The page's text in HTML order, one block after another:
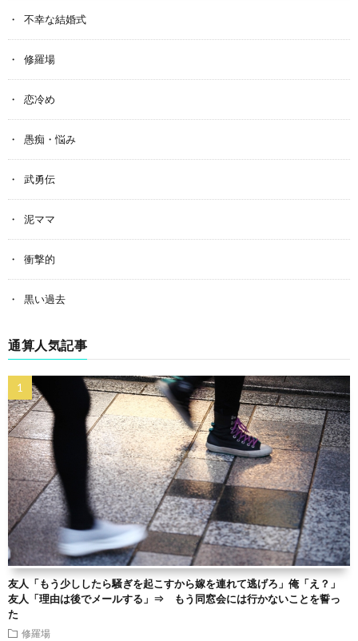
不幸な結婚式
修羅場
恋冷め
愚痴・悩み
武勇伝
泥ママ
衝撃的
黒い過去
通算人気記事
友人「もう少ししたら騒ぎを起こすから嫁を連れて逃げろ」俺「え？」
友人「理由は後でメールする」⇒ もう同窓会には行かないことを誓っ
た
修羅場